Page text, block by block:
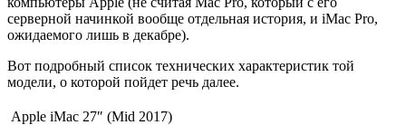
серверной начинкой вообще отдельная история, и iMac Pro,
ожидаемого лишь в декабре).
Вот подробный список технических характеристик той
модели, о которой пойдет речь далее.
Apple iMac 27″ (Mid 2017)